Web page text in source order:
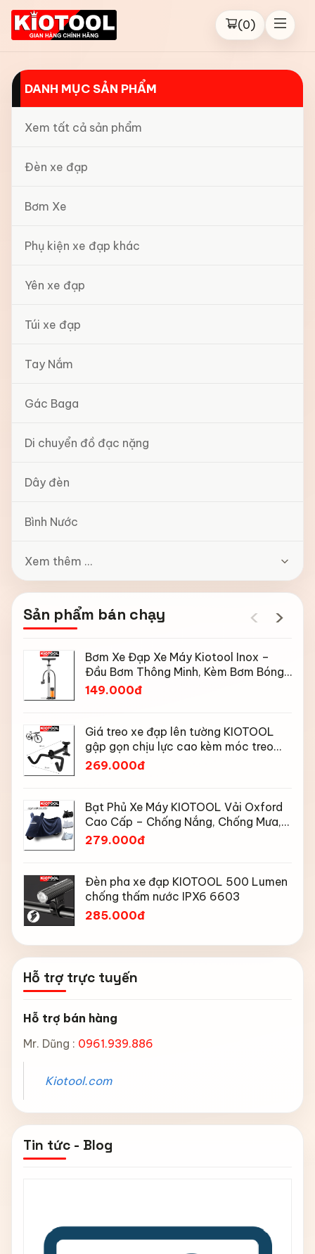
(0)
DANH MỤC SẢN PHẨM
Xem tất cả sản phẩm
Đèn xe đạp
Bơm Xe
Phụ kiện xe đạp khác
Yên xe đạp
Túi xe đạp
Tay Nắm
Gác Baga
Di chuyển đồ đạc nặng
Dây đèn
Bình Nước
Xem thêm ...
Sản phẩm bán chạy ‹ ›
Bơm Xe Đạp Xe Máy Kiotool Inox –
Đầu Bơm Thông Minh, Kèm Bơm Bóng,
Đồng Hồ 160 PSI
149.000đ
Giá treo xe đạp lên tường KIOTOOL
gập gọn chịu lực cao kèm móc treo
mũ bảo hiểm
269.000đ
Bạt Phủ Xe Máy KIOTOOL Vải Oxford
Cao Cấp – Chống Nắng, Chống Mưa,
Chống Bụi, Chống Tia UV, Có Phản
279.000đ
Đèn pha xe đạp KIOTOOL 500 Lumen
chống thấm nước IPX6 6603
285.000đ
Hỗ trợ trực tuyến
Hỗ trợ bán hàng
Mr. Dũng : 0961.939.886
Kiotool.com
Tin tức - Blog